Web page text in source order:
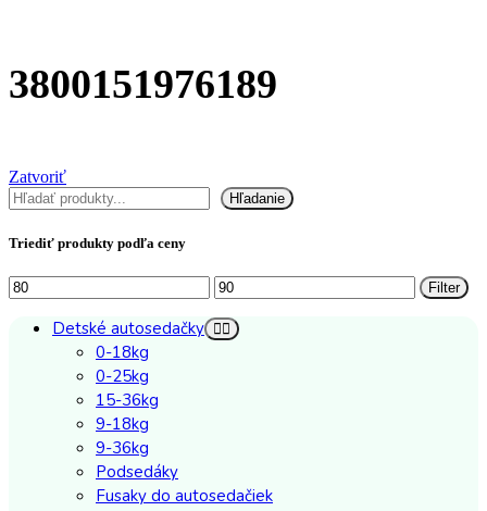
3800151976189
Zatvoriť
Hľadať
Hľadanie
Triediť produkty podľa ceny
Minimálna
cena
Maximálna
cena
Filter
Detské autosedačky
0-18kg
0-25kg
15-36kg
9-18kg
9-36kg
Podsedáky
Fusaky do autosedačiek